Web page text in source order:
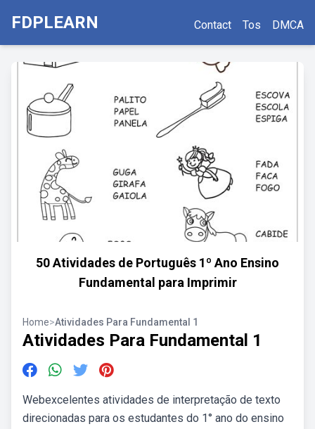
FDPLEARN Contact Tos DMCA
50 Atividades de Português 1º Ano Ensino
Fundamental para Imprimir
Home>Atividades Para Fundamental 1
Atividades Para Fundamental 1
Webexcelentes atividades de interpretação de texto
direcionadas para os estudantes do 1° ano do ensino